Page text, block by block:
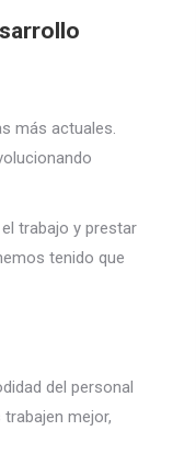
más actuales.
trabajo y prestar
tenido que
del personal
mejor,